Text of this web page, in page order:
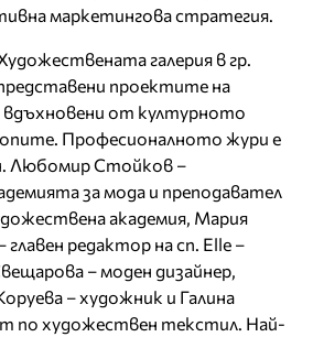
маркетингова стратегия.
галерия в гр.
проектите на
от културното
Професионалното жури е
Любомир Стойков –
за мода и преподавател
академия, Мария
главен редактор на сп. Elle –
– моден дизайнер,
– художник и Галина
по художествен текстил. Най-